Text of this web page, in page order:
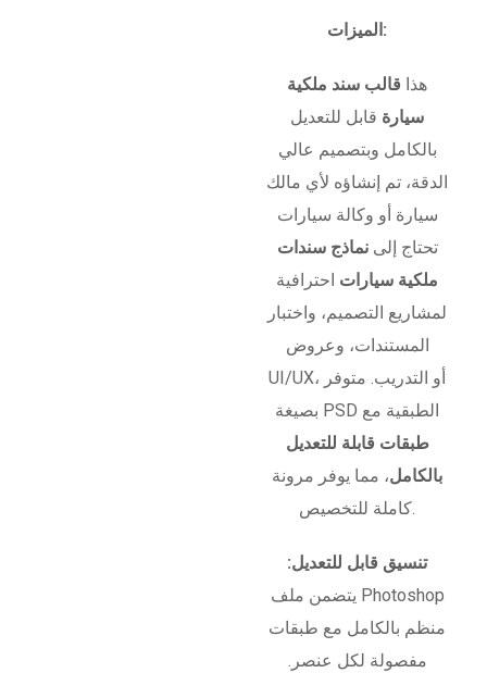
الميزات:
هذا قالب سند ملكية
سيارة قابل للتعديل
بالكامل وبتصميم عالي
الدقة، تم إنشاؤه لأي مالك
سيارة أو وكالة سيارات
تحتاج إلىنماذج سندات
ملكية سيارات احترافية
لمشاريع التصميم، واختبار
المستندات، وعروض
UI/UX، أو التدريب. متوفر
بصيغة PSD الطبقية مع
طبقات قابلة للتعديل
بالكامل، مما يوفر مرونة
كاملة للتخصيص.
تنسيق قابل للتعديل:
يتضمن ملف Photoshop
منظم بالكامل مع طبقات
مفصولة لكل عنصر.